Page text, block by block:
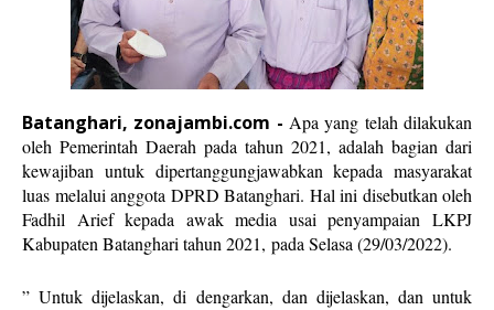
Batanghari, zonajambi.com - Apa yang telah dilakukan
oleh Pemerintah Daerah pada tahun 2021, adalah bagian dari
kewajiban untuk dipertanggungjawabkan kepada masyarakat
luas melalui anggota DPRD Batanghari. Hal ini disebutkan oleh
Fadhil Arief kepada awak media usai penyampaian LKPJ
Kabupaten Batanghari tahun 2021, pada Selasa (29/03/2022).
” Untuk dijelaskan, di dengarkan, dan dijelaskan, dan untuk